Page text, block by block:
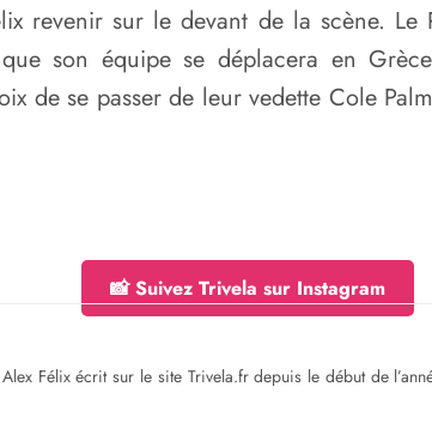
revenir sur le devant de la scène.
son équipe se déplacera en
de se passer de leur vedette Cole
📸 Suivez Trivela sur Instagram
Félix écrit sur le site Trivela.fr depuis le début de